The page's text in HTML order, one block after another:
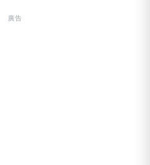
廣告